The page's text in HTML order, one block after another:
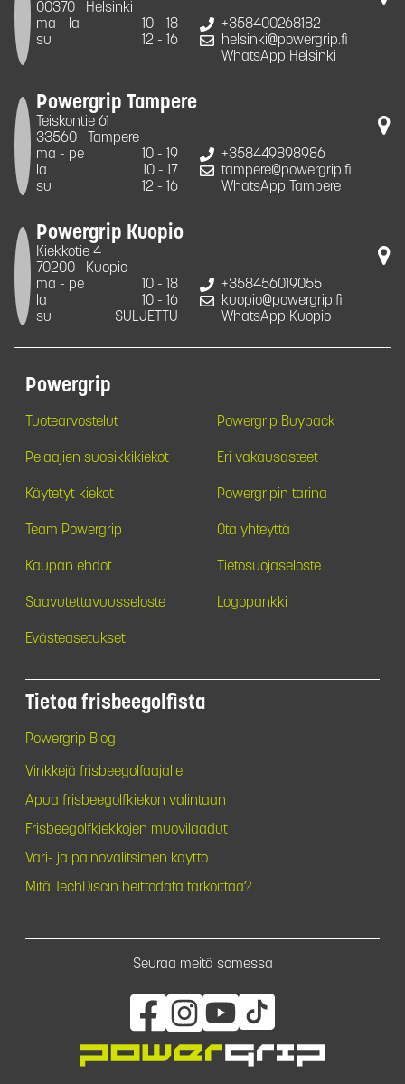
00370
Helsinki
ma - la
10 - 18
su
12 - 16
+358400268182
helsinki@powergrip.fi
WhatsApp Helsinki
Powergrip Tampere
Teiskontie 61
33560
Tampere
ma - pe
10 - 19
la
10 - 17
su
12 - 16
+358449898986
tampere@powergrip.fi
WhatsApp Tampere
Powergrip Kuopio
Kiekkotie 4
70200
Kuopio
ma - pe
10 - 18
la
10 - 16
su
SULJETTU
+358456019055
kuopio@powergrip.fi
WhatsApp Kuopio
Powergrip
Tuotearvostelut Powergrip Buyback
Pelaajien suosikkikiekot Eri vakausasteet
Käytetyt kiekot Powergripin tarina
Team Powergrip Ota yhteyttä
Kaupan ehdot Tietosuojaseloste
Saavutettavuusseloste Logopankki
Evästeasetukset
Tietoa frisbeegolfista
Powergrip Blog
Vinkkejä frisbeegolfaajalle
Apua frisbeegolfkiekon valintaan
Frisbeegolfkiekkojen muovilaadut
Väri- ja painovalitsimen käyttö
Mitä TechDiscin heittodata tarkoittaa?
Seuraa meitä somessa